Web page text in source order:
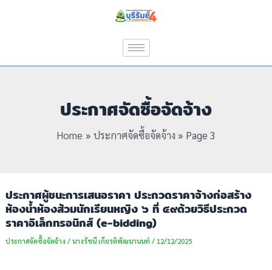
ประกาศจัดซื้อจัดจ้าง
Home ประกาศจัดซื้อจัดจ้าง Page 3
ประกาศผู้ชนะการเสนอราคา ประกวดราคาจ้างก่อสร้าง
ห้องน้ำห้องส้วมนักเรียนหญิง ๖ ที่ ๔๙ด้วยวิธีประกวด
ราคาอิเล็กทรอนิกส์ (e-bidding)
ประกาศจัดซื้อจัดจ้าง / นางรัชนี เกียรติพัฒนานนท์ / 12/12/2025